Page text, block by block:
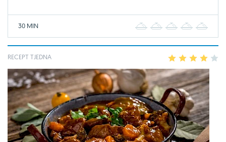
30 MIN 2 3 4
RECEPT TJEDNA 2 3 4